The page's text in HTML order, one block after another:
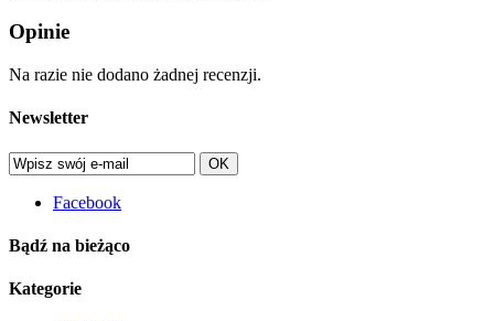
Opinie
Na razie nie dodano żadnej recenzji.
Newsletter
OK
Facebook
Bądź na bieżąco
Kategorie